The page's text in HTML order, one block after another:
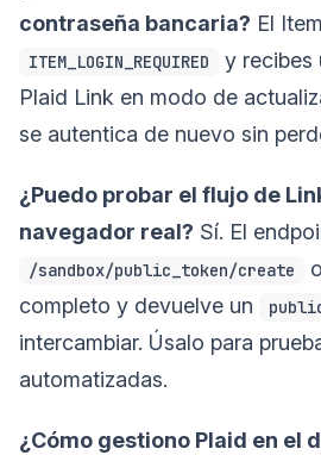
contraseña bancaria? El
ITEM_LOGIN_REQUIRED
y recibes
Plaid Link en modo de
se autentica de nuevo sin
¿Puedo probar el flujo de
navegador real? Sí. El
/sandbox/public_token/create
completo y devuelve un
intercambiar. Úsalo para
automatizadas.
¿Cómo gestiono Plaid en el